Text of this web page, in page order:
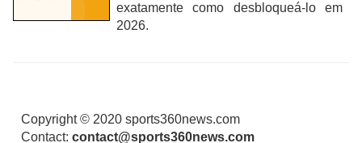
exatamente como desbloqueá-lo em
2026.
Copyright © 2020 sports360news.com
Contact: contact@sports360news.com